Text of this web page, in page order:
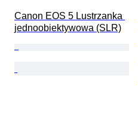
Canon EOS 5 Lustrzanka
jednoobiektywowa (SLR)